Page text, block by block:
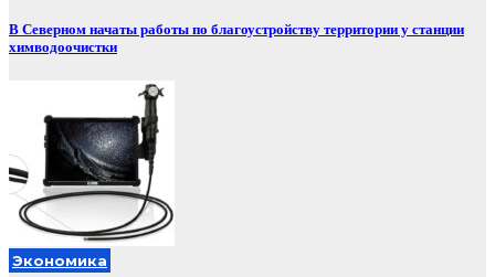
В Северном начаты работы по благоустройству территории у станции
химводоочистки
Экономика